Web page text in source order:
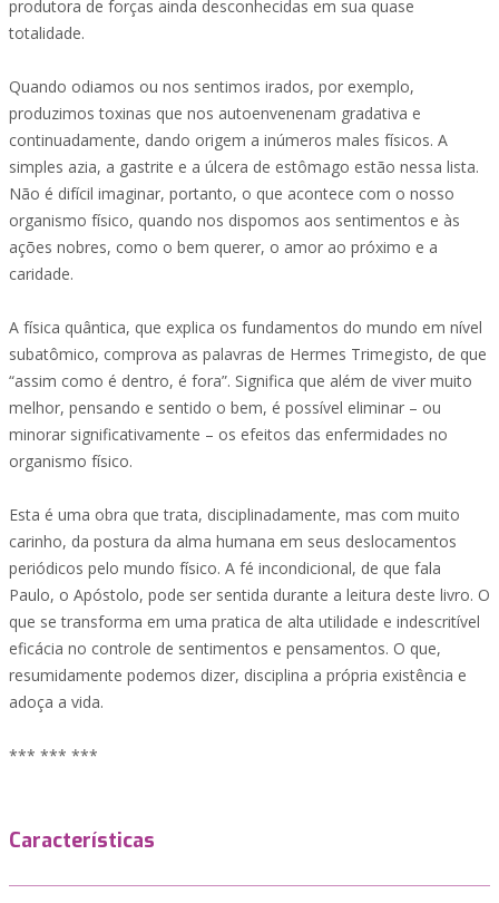
produtora de forças ainda desconhecidas em sua quase
totalidade.
Quando odiamos ou nos sentimos irados, por exemplo,
produzimos toxinas que nos autoenvenenam gradativa e
continuadamente, dando origem a inúmeros males físicos. A
simples azia, a gastrite e a úlcera de estômago estão nessa lista.
Não é difícil imaginar, portanto, o que acontece com o nosso
organismo físico, quando nos dispomos aos sentimentos e às
ações nobres, como o bem querer, o amor ao próximo e a
caridade.
A física quântica, que explica os fundamentos do mundo em nível
subatômico, comprova as palavras de Hermes Trimegisto, de que
“assim como é dentro, é fora”. Significa que além de viver muito
melhor, pensando e sentido o bem, é possível eliminar – ou
minorar significativamente – os efeitos das enfermidades no
organismo físico.
Esta é uma obra que trata, disciplinadamente, mas com muito
carinho, da postura da alma humana em seus deslocamentos
periódicos pelo mundo físico. A fé incondicional, de que fala
Paulo, o Apóstolo, pode ser sentida durante a leitura deste livro. O
que se transforma em uma pratica de alta utilidade e indescritível
eficácia no controle de sentimentos e pensamentos. O que,
resumidamente podemos dizer, disciplina a própria existência e
adoça a vida.
*** *** ***
Características